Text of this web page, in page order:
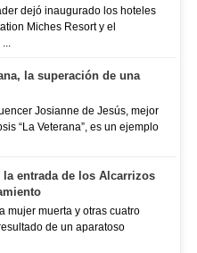
dejó inaugurado los hoteles
Miches Resort y el
la superación de una
Josianne de Jesús, mejor
“La Veterana”, es un ejemplo
la entrada de los Alcarrizos
mujer muerta y otras cuatro
de un aparatoso